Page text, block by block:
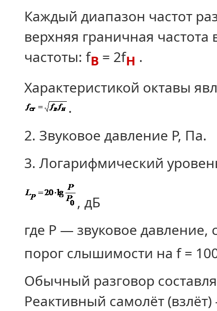
Каждый диапазон частот
верхняя граничная
частоты: fВ = 2fН .
Характеристикой октавы
.
2. Звуковое давление Р, Па.
3. Логарифмический
, дБ
где Р — звуковое
порог слышимости на f =
Обычный разговор
Реактивный самолёт